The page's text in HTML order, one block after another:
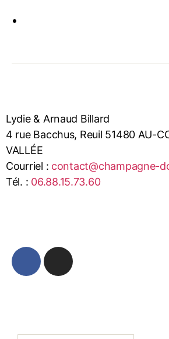
Lydie & Arnaud Billard
4 rue Bacchus, Reuil 51480 AU-
VALLÉE
Courriel : contact@champagne-
Tél. : 06.88.15.73.60